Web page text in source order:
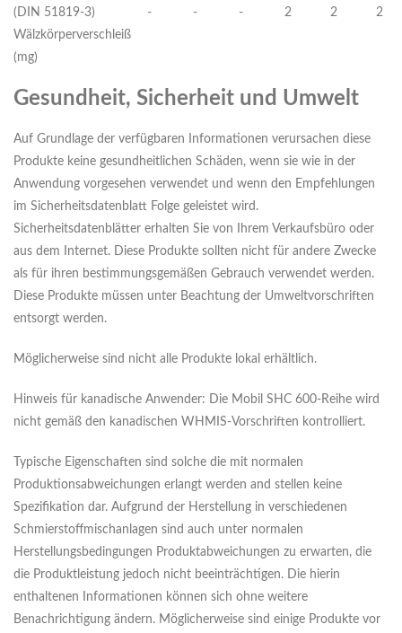
(DIN 51819-3)
Wälzkörperverschleiß
(mg)
- - - 2 2 2
Gesundheit, Sicherheit und Umwelt
Auf Grundlage der verfügbaren Informationen verursachen diese
Produkte keine gesundheitlichen Schäden, wenn sie wie in der
Anwendung vorgesehen verwendet und wenn den Empfehlungen
im Sicherheitsdatenblatt Folge geleistet wird.
Sicherheitsdatenblätter erhalten Sie von Ihrem Verkaufsbüro oder
aus dem Internet. Diese Produkte sollten nicht für andere Zwecke
als für ihren bestimmungsgemäßen Gebrauch verwendet werden.
Diese Produkte müssen unter Beachtung der Umweltvorschriften
entsorgt werden.
Möglicherweise sind nicht alle Produkte lokal erhältlich.
Hinweis für kanadische Anwender: Die Mobil SHC 600-Reihe wird
nicht gemäß den kanadischen WHMIS-Vorschriften kontrolliert.
Typische Eigenschaften sind solche die mit normalen
Produktionsabweichungen erlangt werden and stellen keine
Spezifikation dar. Aufgrund der Herstellung in verschiedenen
Schmierstoffmischanlagen sind auch unter normalen
Herstellungsbedingungen Produktabweichungen zu erwarten, die
die Produktleistung jedoch nicht beeinträchtigen. Die hierin
enthaltenen Informationen können sich ohne weitere
Benachrichtigung ändern. Möglicherweise sind einige Produkte vor